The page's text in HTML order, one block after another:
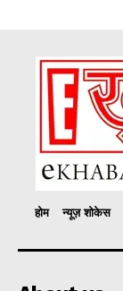
होम न्यूज़ शोकेस